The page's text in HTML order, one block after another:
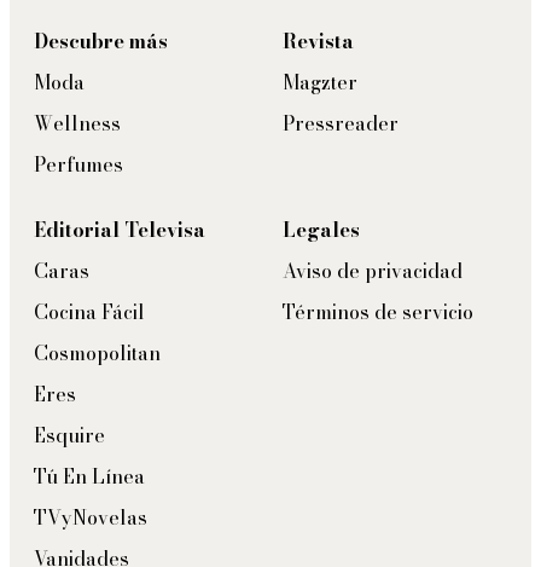
Descubre más
Moda
Wellness
Perfumes
Revista
Magzter
Pressreader
Editorial Televisa
Caras
Cocina Fácil
Cosmopolitan
Eres
Esquire
Tú En Línea
TVyNovelas
Vanidades
Legales
Aviso de privacidad
Términos de servicio